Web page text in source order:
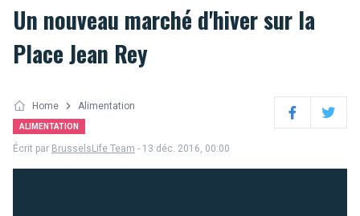
Un nouveau marché d'hiver sur la
Place Jean Rey
Home Alimentation
ALIMENTATION FacebookTwitter
Écrit par BrusselsLife Team - 13 déc. 2016, 00:00